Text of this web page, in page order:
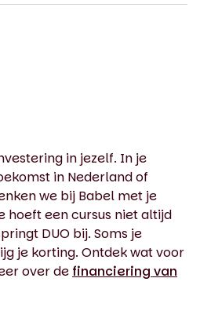
in jezelf. In je
in Nederland of
we bij Babel met je
hoeft een cursus niet altijd
DUO bij. Soms je
je korting. Ontdek wat voor
over de financiering van